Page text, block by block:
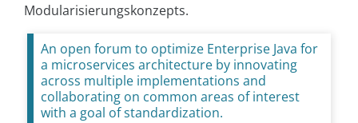
Modularisierungskonzepts.
An open forum to optimize Enterprise Java for
a microservices architecture by innovating
across multiple implementations and
collaborating on common areas of interest
with a goal of standardization.